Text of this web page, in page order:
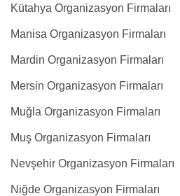
Kütahya Organizasyon Firmaları
Manisa Organizasyon Firmaları
Mardin Organizasyon Firmaları
Mersin Organizasyon Firmaları
Muğla Organizasyon Firmaları
Muş Organizasyon Firmaları
Nevşehir Organizasyon Firmaları
Niğde Organizasyon Firmaları